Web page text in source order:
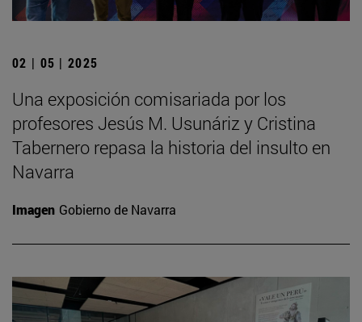
02 | 05 | 2025
Una exposición comisariada por los
profesores Jesús M. Usunáriz y Cristina
Tabernero repasa la historia del insulto en
Navarra
Imagen Gobierno de Navarra